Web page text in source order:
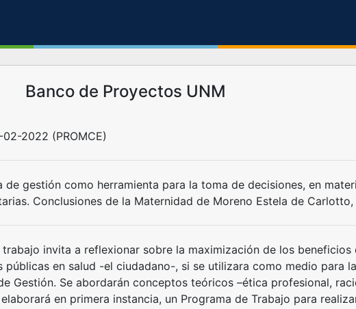
Banco de Proyectos UNM
02-2022 (PROMCE)
de gestión como herramienta para la toma de decisiones, en
Conclusiones de la Maternidad de Moreno Estela de
trabajo invita a reflexionar sobre la maximización de los
públicas en salud -el ciudadano-, si se utilizara como medio para
Gestión. Se abordarán conceptos teóricos –ética profesional,
en primera instancia, un Programa de Trabajo para